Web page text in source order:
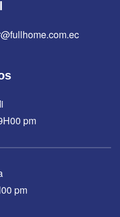
pm
pm